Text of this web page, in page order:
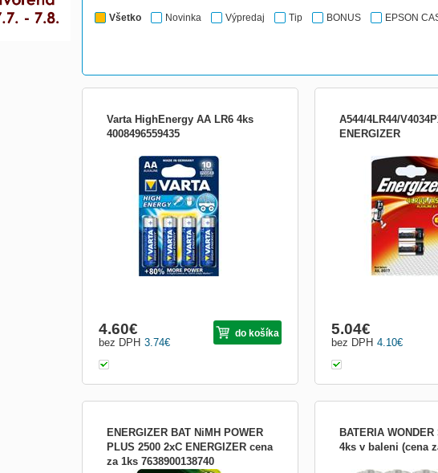
Všetko Novinka Výpredaj Tip BONUS EPSON
Varta HighEnergy AA LR6 4ks
4008496559435
Alkalická batéria AA (LR6), pre prístroje s
vysokou spotrebou energie
3.74€
bez DPH
4.60€ do košíka
A544/4LR44/
ENERGIZER
Alkalické batérie A544/
4.10€
bez DPH
5.04€
ENERGIZER BAT NiMH POWER
PLUS 2500 2xC ENERGIZER cena
za 1ks 7638900138740
BATERIA WONDER
4ks v baleni (cena